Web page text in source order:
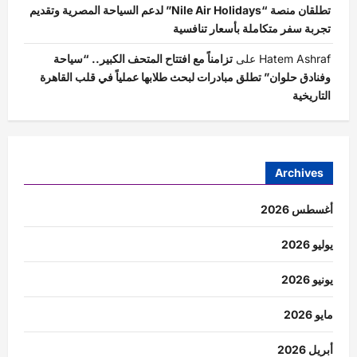
تطلقان منصة “Nile Air Holidays” لدعم السياحة المصرية وتقديم
تجربة سفر متكاملة بأسعار تنافسية
Hatem Ashraf على تزامناً مع افتتاح المتحف الكبير.. “سياحة
وفنادق حلوان” تطلق مبادرات لبحث طلابها عملياً في قلب القاهرة
التاريخية
Archives
أغسطس 2026
يوليو 2026
يونيو 2026
مايو 2026
أبريل 2026